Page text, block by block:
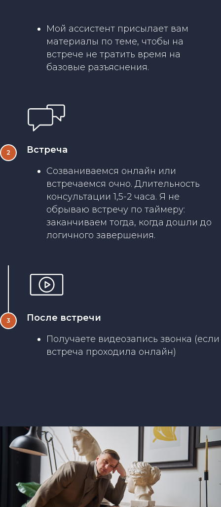
Мой ассистент присылает вам
материалы по теме, чтобы на
встрече не тратить время на
базовые разъяснения.
Встреча
Созваниваемся онлайн или
встречаемся очно. Длительность
консультации 1,5-2 часа. Я не
обрываю встречу по таймеру:
заканчиваем тогда, когда дошли до
логичного завершения.
После встречи
Получаете видеозапись звонка (если
встреча проходила онлайн)